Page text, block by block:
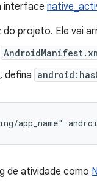
interface
projeto. Ele vai
defina
app_name"
de atividade como